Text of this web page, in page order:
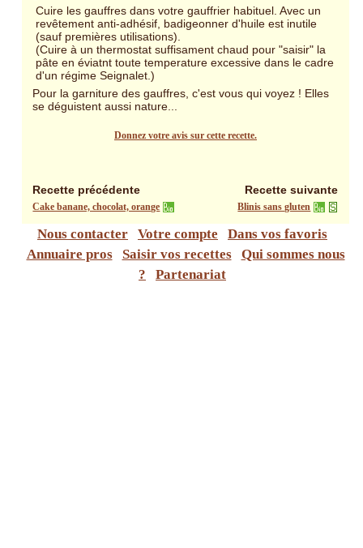
Cuire les gauffres dans votre gauffrier habituel. Avec un
revêtement anti-adhésif, badigeonner d'huile est inutile
(sauf premières utilisations).
(Cuire à un thermostat suffisament chaud pour "saisir" la
pâte en éviatnt toute temperature excessive dans le cadre
d'un régime Seignalet.)
Pour la garniture des gauffres, c'est vous qui voyez ! Elles
se déguistent aussi nature...
Donnez votre avis sur cette recette.
Recette précédente Recette suivante
Cake banane, chocolat, orange Blinis sans gluten
Nous contacter Votre compte
Dans vos favoris
Annuaire pros
Saisir vos recettes
Qui sommes nous
?
Partenariat